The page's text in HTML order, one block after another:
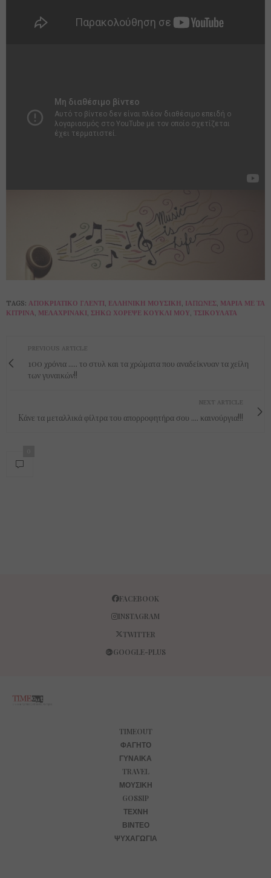
TAGS: ΑΠΟΚΡΙΆΤΙΚΟ ΓΛΈΝΤΙ, ΕΛΛΗΝΙΚΉ ΜΟΥΣΙΚΉ, ΙΆΠΩΝΕΣ, ΜΑΡΊΑ ΜΕ ΤΑ
ΚΊΤΡΙΝΑ, ΜΕΛΑΧΡΙΝΆΚΙ, ΣΉΚΩ ΧΌΡΕΨΕ ΚΟΥΚΛΊ ΜΟΥ, ΤΣΙΚΟΥΛΆΤΑ
PREVIOUS ARTICLE
100 χρόνια ..... το στυλ και τα χρώματα που αναδείκνυαν τα χείλη
των γυναικών!!
NEXT ARTICLE
Kάνε τα μεταλλικά φίλτρα του απορροφητήρα σου .... καινούργια!!!
FACEBOOK
INSTAGRAM
TWITTER
GOOGLE-PLUS
TIMEOUT
ΦΑΓΗΤΌ
ΓΥΝΑΊΚΑ
TRAVEL
ΜΟΥΣΙΚΉ
GOSSIP
ΤΈΧΝΗ
ΒΊΝΤΕΟ
ΨΥΧΑΓΩΓΊΑ